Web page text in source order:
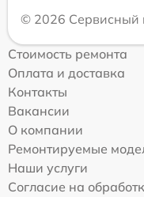
© 2026 Сервисный
Стоимость ремонта
Оплата и доставка
Контакты
Вакансии
О компании
Ремонтируемые
Наши услуги
Согласие на